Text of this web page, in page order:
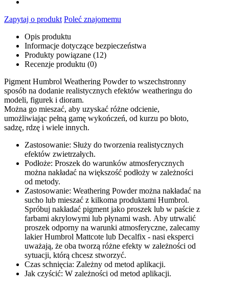
Zapytaj o produkt Poleć znajomemu
Opis produktu
Informacje dotyczące bezpieczeństwa
Produkty powiązane (12)
Recenzje produktu (0)
Pigment Humbrol Weathering Powder to wszechstronny
sposób na dodanie realistycznych efektów weatheringu do
modeli, figurek i dioram.
Można go mieszać, aby uzyskać różne odcienie,
umożliwiając pełną gamę wykończeń, od kurzu po błoto,
sadzę, rdzę i wiele innych.
Zastosowanie: Służy do tworzenia realistycznych
efektów zwietrzałych.
Podłoże: Proszek do warunków atmosferycznych
można nakładać na większość podłoży w zależności
od metody.
Zastosowanie: Weathering Powder można nakładać na
sucho lub mieszać z kilkoma produktami Humbrol.
Spróbuj nakładać pigment jako proszek lub w paście z
farbami akrylowymi lub płynami wash. Aby utrwalić
proszek odporny na warunki atmosferyczne, zalecamy
lakier Humbrol Mattcote lub Decalfix - nasi eksperci
uważają, że oba tworzą różne efekty w zależności od
sytuacji, którą chcesz stworzyć.
Czas schnięcia: Zależny od metod aplikacji.
Jak czyścić: W zależności od metod aplikacji.